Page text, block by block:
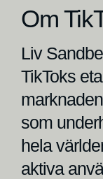
Om
Liv
TikToks
som
hela
aktiva